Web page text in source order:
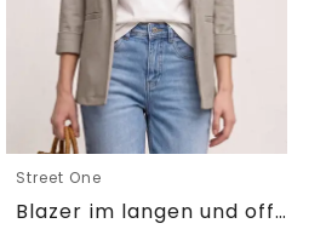
Street One
Blazer im langen und offenen Schnitt